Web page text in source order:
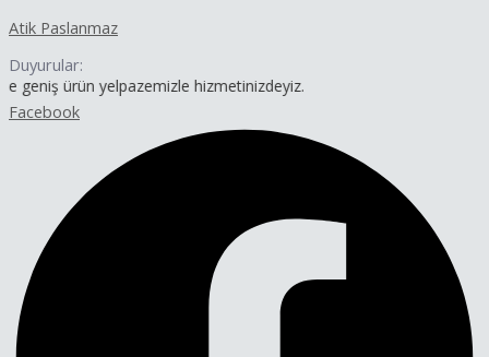
atla
Atik Paslanmaz
Duyurular:
yelpazemizle hizmetinizdeyiz.
Facebook
dolaşımı